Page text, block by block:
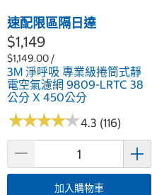
速配限區隔日達
$1,149
$1,149.00 /
3M 淨呼吸 專業級捲筒式靜
電空氣濾網 9809-LRTC 38
公分 X 450公分
★★★★★
★★★★★4.3 (116)
加入購物車